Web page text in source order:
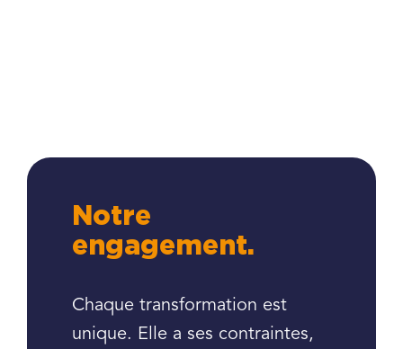
Notre
engagement.
Chaque transformation est
unique. Elle a ses contraintes,